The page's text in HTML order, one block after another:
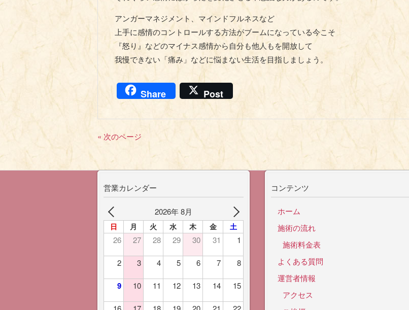
アンガーマネジメント、マインドフルネスなど
上手に感情のコントロールする方法がブームになっている今こそ
『怒り』などのマイナス感情から自分も他人もを開放して
我慢できない「痛み」などに悩まない生活を目指しましょう。
Share Post
« 次のページ
営業カレンダー
2026年 8月
日 月 火 水 木 金 土
26 27 28 29 30 31 1
2 3 4 5 6 7 8
9 10 11 12 13 14 15
コンテンツ
ホーム
施術の流れ
施術料金表
よくある質問
運営者情報
アクセス